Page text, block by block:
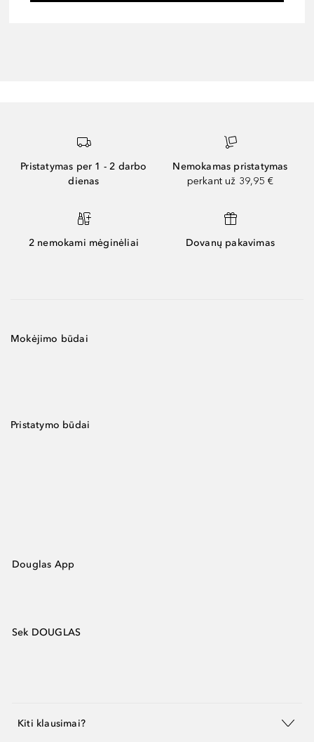
Pristatymas per 1 - 2 darbo
dienas
Nemokamas pristatymas
perkant už 39,95 €
2 nemokami mėginėliai Dovanų pakavimas
Mokėjimo būdai
Pristatymo būdai
Douglas App
Sek DOUGLAS
Kiti klausimai?